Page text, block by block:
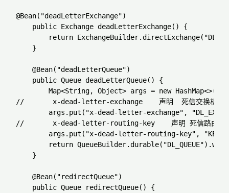
@Bean("deadLetterExchange")
    public Exchange deadLetterExchange() {
return
    }
    @Bean("deadLetterQueue")
    public Queue deadLetterQueue() {
        Map<String, Object> args = new HashMap<>(2);
//       x-dead-letter-exchange    声明  死信交换机
args.put("x-dead-letter-exchange",
//       x-dead-letter-routing-key    声明 死信路由键
args.put("x-dead-letter-routing-key",
return
    }
    @Bean("redirectQueue")
    public Queue redirectQueue() {